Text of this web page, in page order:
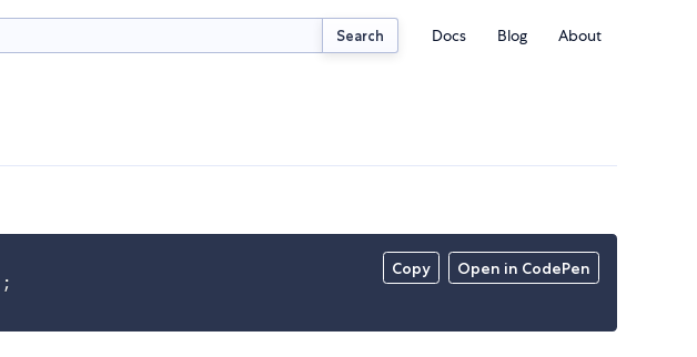
Search Docs Blog About
Copy Open in CodePen
;